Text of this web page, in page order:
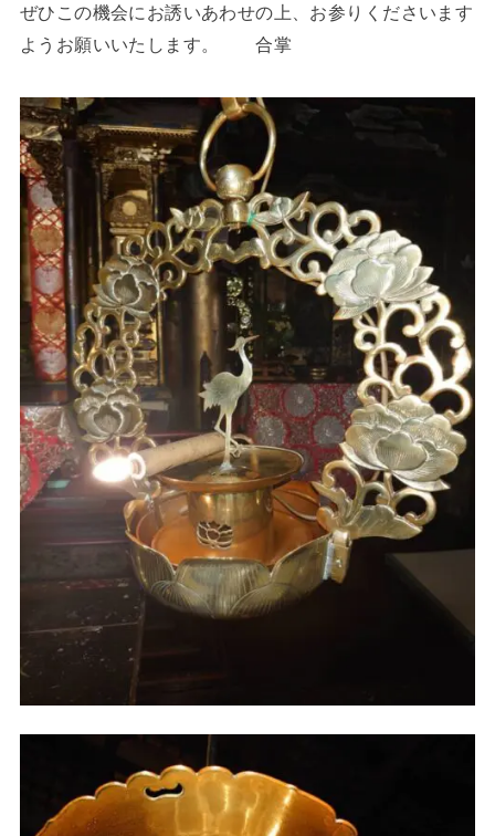
ぜひこの機会にお誘いあわせの上、お参りくださいます
ようお願いいたします。 合掌